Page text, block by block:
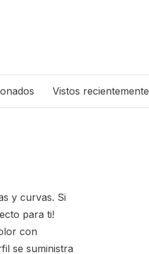
Vistos recientemente
y curvas. Si
para ti!
con
se suministra